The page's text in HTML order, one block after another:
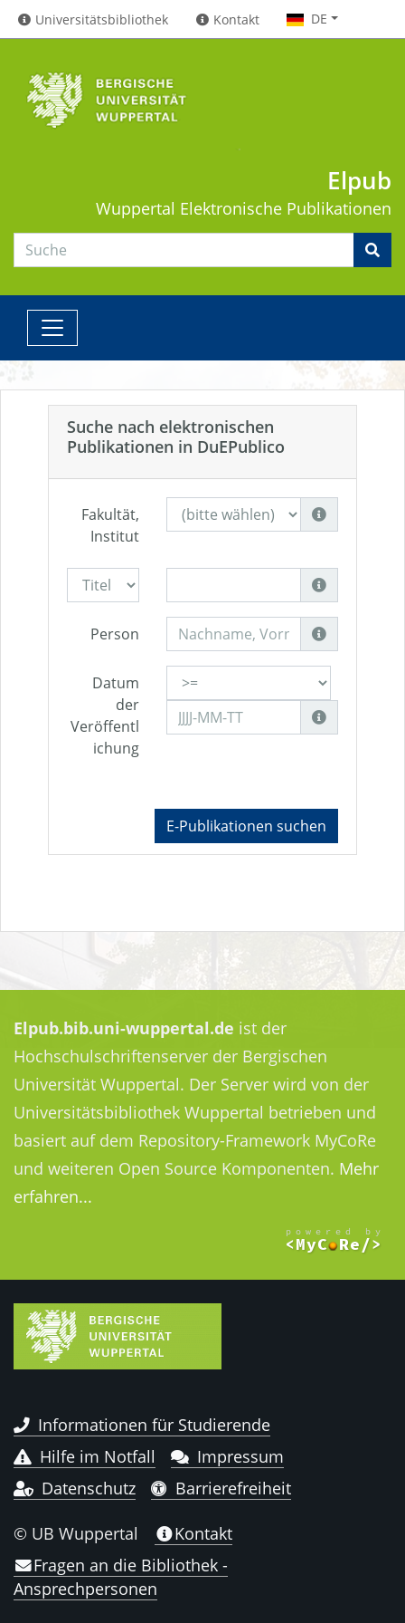
Universitätsbibliothek Kontakt DE
Elpub
Wuppertal Elektronische Publikationen
Suche nach elektronischen
Publikationen in DuEPublico
Fakultät,
Institut
Person
Datum
der
Veröffentl
ichung
E-Publikationen suchen
Elpub.bib.uni-wuppertal.de ist der
Hochschulschriftenserver der Bergischen
Universität Wuppertal. Der Server wird von der
Universitätsbibliothek Wuppertal betrieben und
basiert auf dem Repository-Framework MyCoRe
und weiteren Open Source Komponenten. Mehr
erfahren...
Informationen für Studierende
Hilfe im Notfall
Impressum
Datenschutz
Barrierefreiheit
© UB Wuppertal
Kontakt
Fragen an die Bibliothek -
Ansprechpersonen